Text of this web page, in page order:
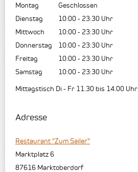
Montag
Geschlossen
Dienstag
10:00- 23:30 Uhr
Mittwoch
10:00- 23:30 Uhr
Donnerstag
10:00- 23:30 Uhr
Freitag
10:00- 23:30 Uhr
Samstag
10:00- 23:30 Uhr
Mittagstisch Di - Fr 11.30 bis 14.00 Uhr
Adresse
Restaurant "Zum Sailer"
Marktplatz 6
87616 Marktoberdorf